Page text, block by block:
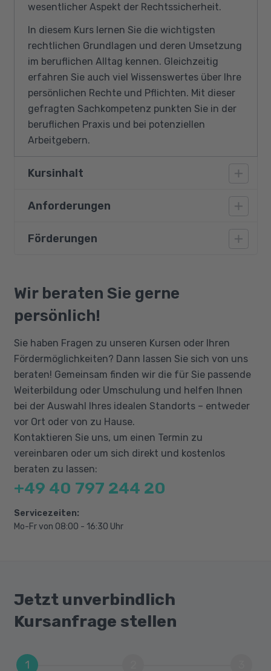
wesentlicher Aspekt der Rechtssicherheit.
In diesem Kurs lernen Sie die wichtigsten
rechtlichen Grundlagen und deren Umsetzung
im beruflichen Alltag kennen. Gleichzeitig
erfahren Sie auch viel Wissenswertes über Ihre
persönlichen Rechte und Pflichten. Mit dieser
gefragten Sachkompetenz punkten Sie in der
beruflichen Praxis und bei potenziellen
Arbeitgebern.
Kursinhalt
Definition und gesetzliche Grundlagen des
Grundprinzipien und betriebliche
Datenschutzbeauftragten
Technisch-organisatorischer Datenschutz
Anforderungen
Teilnehmer des Kurses müssen grundlegende
B2) sind außerdem erforderlich.
Förderungen
Qualifizierungschancengesetz
Berufliche Rehabilitation
Wir beraten Sie gerne
persönlich!
Sie haben Fragen zu unseren Kursen oder Ihren
Fördermöglichkeiten? Dann lassen Sie sich von uns
beraten! Gemeinsam finden wir die für Sie passende
Weiterbildung oder Umschulung und helfen Ihnen
bei der Auswahl Ihres idealen Standorts – entweder
vor Ort oder von zu Hause.
Kontaktieren Sie uns, um einen Termin zu
vereinbaren oder um sich direkt und kostenlos
beraten zu lassen:
+49 40 797 244 20
Servicezeiten:
Mo-Fr von 08:00 - 16:30 Uhr
Jetzt unverbindlich
Kursanfrage stellen
1